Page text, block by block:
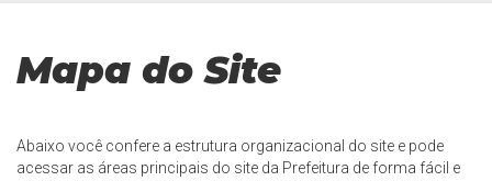
Mapa do Site
Abaixo você confere a estrutura organizacional do site e pode
acessar as áreas principais do site da Prefeitura de forma fácil e